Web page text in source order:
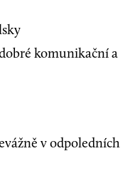
komunikační a
v odpoledních